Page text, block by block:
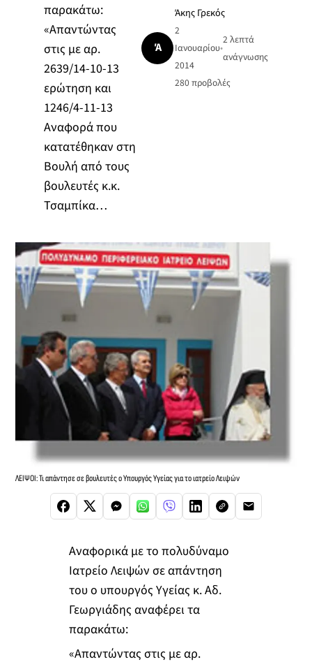
παρακάτω:
«Απαντώντας
στις με αρ.
2639/14-10-13
ερώτηση και
1246/4-11-13
Αναφορά που
κατατέθηκαν στη
Βουλή από τους
βουλευτές κ.κ.
Τσαμπίκα…
Ά
Άκης Γρεκός
2
Ιανουαρίου
2014
•
2 λεπτά
ανάγνωσης
280προβολές
ΛΕΙΨΟΙ: Τι απάντησε σε βουλευτές ο Υπουργός Υγείας για το ιατρείο Λειψών
Αναφορικά με το πολυδύναμο
Ιατρείο Λειψών σε απάντηση
του ο υπουργός Υγείας κ. Αδ.
Γεωργιάδης αναφέρει τα
παρακάτω:
«Απαντώντας στις με αρ.